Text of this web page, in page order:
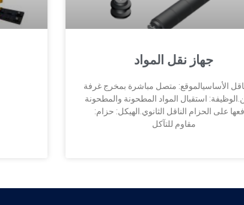
جهاز نقل المواد
الأساسيالموقع: متصل مباشرة بمخرج غرفة
استقبال المواد المطحونة والمطحونة
على الحزام الناقل الثانوي.الهيكل: حزام:
مقاوم للتآكل